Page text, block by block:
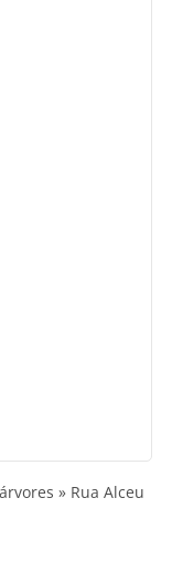
» Rua Alceu